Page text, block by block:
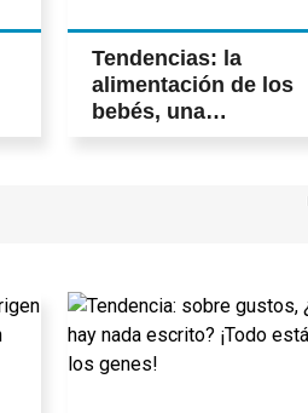
Tendencias: la
alimentación de los
bebés, una
responsabilidad que